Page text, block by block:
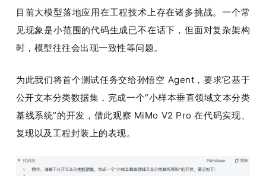
目前大模型落地应用在工程技术上存在诸多挑战。一个常
见现象是小范围的代码生成已不在话下，但面对复杂架构
时，模型往往会出现一致性等问题。
为此我们将首个测试任务交给孙悟空 Agent，要求它基于
公开文本分类数据集，完成一个“小样本垂直领域文本分类
基线系统”的开发，借此观察 MiMo V2 Pro 在代码实现、
复现以及工程封装上的表现。